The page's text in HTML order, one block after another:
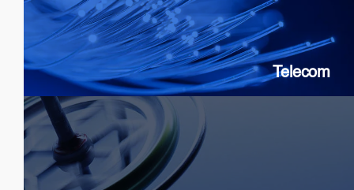
Telecom
SOAs: 10G & 25G
DFB
FP Lasers
PICs
Sensor